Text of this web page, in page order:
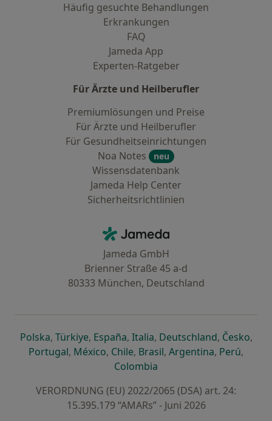
Häufig gesuchte Behandlungen
Erkrankungen
FAQ
Jameda App
Experten-Ratgeber
Für Ärzte und Heilberufler
Premiumlösungen und Preise
Für Ärzte und Heilberufler
Für Gesundheitseinrichtungen
Noa Notes
neu
Wissensdatenbank
Jameda Help Center
Sicherheitsrichtlinien
Jameda - Startseite
Jameda GmbH
Brienner Straße 45 a-d
80333 München, Deutschland
Polskaöffnet in einer neuen Registerkarte
, Türkiyeöffnet in einer neuen Registerkarte
, Españaöffnet in einer neuen
, Italiaöffnet in einer neuen
, Deutschlandöffnet in
, Česko,
Portugalöffnet in einer neuen Registerkarte
, Méxicoöffnet in einer neuen Registerkarte
, Chileöffnet in einer neuen
, Brasilöffnet in einer neuen
, Argentinaöffnet in
, Perúöffnet
,
Colombia
VERORDNUNG (EU) 2022/2065 (DSA) art. 24:
15.395.179 “AMARs” - Juni 2026